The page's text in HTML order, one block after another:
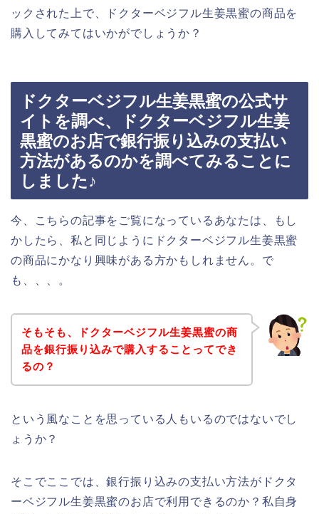
ックされた上で、ドクターベジフル生姜黒蜜の商品を
購入してみてはいかがでしょうか？
ドクターベジフル生姜黒蜜の公式サ
イトを調べ、ドクターベジフル生姜
黒蜜のお店で銀行振り込みの支払い
方法があるのかを調べてみることに
しました♪
今、こちらの記事をご覧になっているあなたは、もし
かしたら、私と同じようにドクターベジフル生姜黒蜜
の商品にかなり興味がある方かもしれません。で
も、、、。
そもそも、ドクターベジフル生姜黒蜜の商
品を銀行振り込みで購入することってでき
るの？
という風なことを思っている人もいるのではないでし
ょうか？
そこでここでは、銀行振り込みの支払い方法がドクタ
ーベジフル生姜黒蜜のお店で利用できるのか？私自身